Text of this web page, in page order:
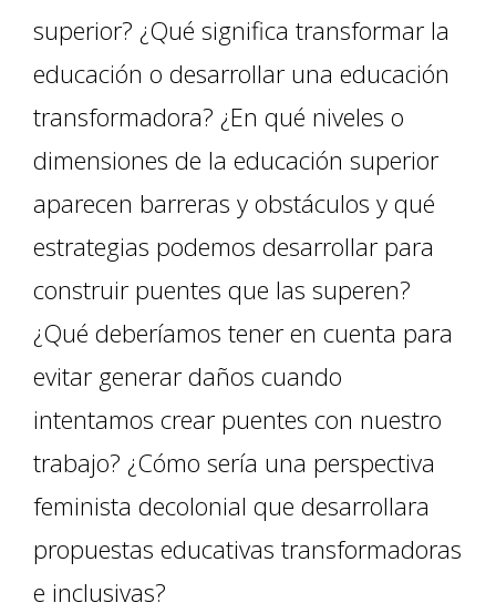
superior? ¿Qué significa transformar la
educación o desarrollar una educación
transformadora? ¿En qué niveles o
dimensiones de la educación superior
aparecen barreras y obstáculos y qué
estrategias podemos desarrollar para
construir puentes que las superen?
¿Qué deberíamos tener en cuenta para
evitar generar daños cuando
intentamos crear puentes con nuestro
trabajo? ¿Cómo sería una perspectiva
feminista decolonial que desarrollara
propuestas educativas transformadoras
e inclusivas?